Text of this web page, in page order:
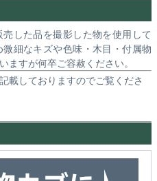
した品を撮影した物を使用して
細なキズや色味・木目・付属物
ますが何卒ご容赦ください。
載しておりますのでご覧くださ